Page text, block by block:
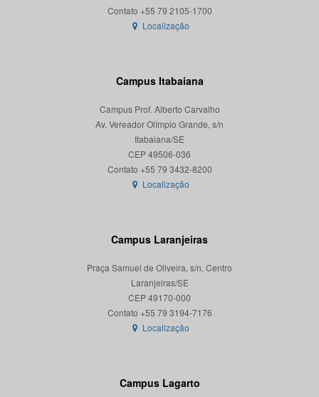
Localização
Campus Itabaiana
Campus Prof. Alberto Carvalho
Av. Vereador Olímpio Grande, s/n
Itabaiana/SE
CEP 49506-036
Localização
Campus Laranjeiras
Praça Samuel de Oliveira, s/n, Centro
Laranjeiras/SE
CEP 49170-000
Localização
Campus Lagarto